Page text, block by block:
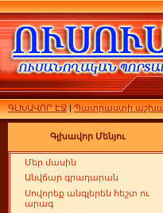
ԳԼԽԱՎՈՐ ԷՋ|Պատրաստի
Գլխավոր Մենյու
Մեր մասին
Անվճար գրադարան
Սովորեք անգլերեն հեշտ ու
արագ